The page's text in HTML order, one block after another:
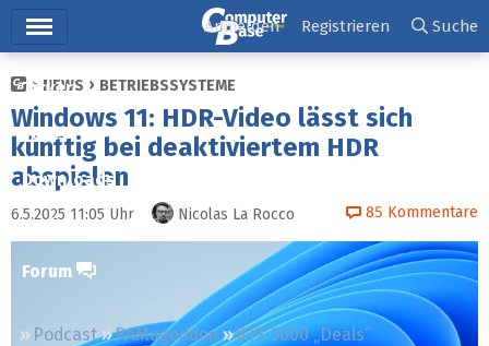
Ticker
Tests
Downloads
Preisvergleich
Forum
Podcast RAMageddon
RTX 5000 „Deals“
Anmelden Registrieren Suche
NEWS BETRIEBSSYSTEME
Windows 11: HDR-Video lässt sich
künftig bei deaktiviertem HDR
abspielen
6.5.2025 11:05 Uhr Nicolas La Rocco 85 Kommentare